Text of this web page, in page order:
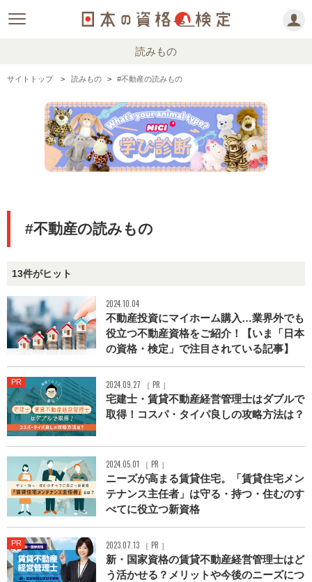
読みもの
サイトトップ 読みもの #不動産の読みもの
#不動産の読みもの
13件がヒット
2024.10.04
不動産投資にマイホーム購入…業界外でも
役立つ不動産資格をご紹介！【いま「日本
の資格・検定」で注目されている記事】
PR 2024.09.27 ［ PR ］
宅建士・賃貸不動産経営管理士はダブルで
取得！コスパ・タイパ良しの攻略方法は？
2024.05.01 ［ PR ］
ニーズが高まる賃貸住宅。「賃貸住宅メン
テナンス主任者」は守る・持つ・住むのす
べてに役立つ新資格
PR 2023.07.13 ［ PR ］
新・国家資格の賃貸不動産経営管理士はど
う活かせる？メリットや今後のニーズにつ